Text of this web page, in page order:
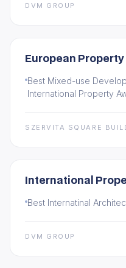
DVM GROUP
European
Best Mixed-use
International Property
SZERVITA SQUARE
International
Best Internatinal
DVM GROUP